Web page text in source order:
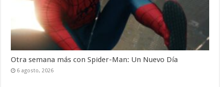
Otra semana más con Spider-Man: Un Nuevo Día
6 agosto, 2026